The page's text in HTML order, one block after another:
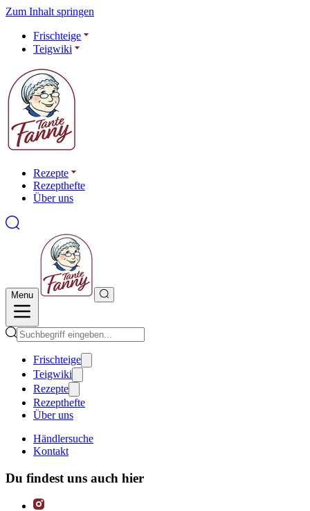
Zum Inhalt springen
Frischteige
Teigwiki
Rezepte
Rezepthefte
Über uns
Menu
Frischteige
Teigwiki
Rezepte
Rezepthefte
Über uns
Händlersuche
Kontakt
Du findest uns auch hier